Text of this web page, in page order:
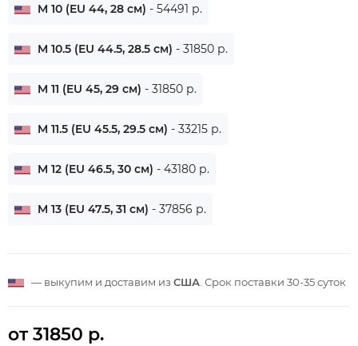
M 10 (EU 44, 28 см) - 54491 р.
M 10.5 (EU 44.5, 28.5 см) - 31850 р.
M 11 (EU 45, 29 см) - 31850 р.
M 11.5 (EU 45.5, 29.5 см) - 33215 р.
M 12 (EU 46.5, 30 см) - 43180 р.
M 13 (EU 47.5, 31 см) - 37856 р.
— выкупим и доставим из США . Срок поставки 30-35 суток
от 31850 р.